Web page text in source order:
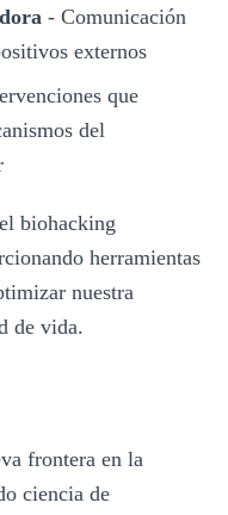
- Comunicación
externos
que
del
biohacking
herramientas
nuestra
de vida.
frontera en la
ciencia de